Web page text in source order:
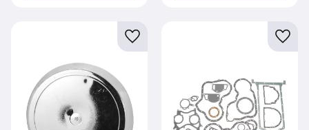
Lägg till i favoriter